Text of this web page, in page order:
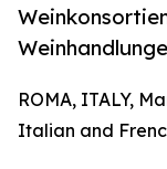
ROMA, ITALY,
Italian and